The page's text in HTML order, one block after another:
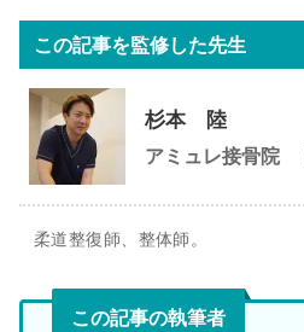
この記事を監修した先生
杉本 陸
アミュレ接骨院
柔道整復師、整体師。
この記事の執筆者